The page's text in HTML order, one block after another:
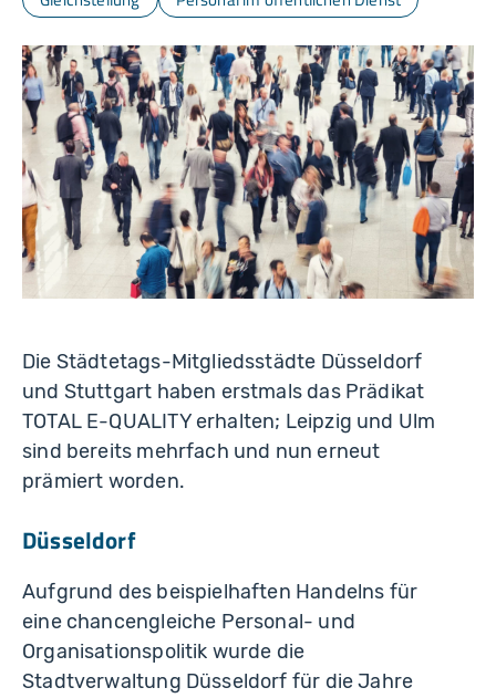
Die Städtetags-Mitgliedsstädte Düsseldorf
und Stuttgart haben erstmals das Prädikat
TOTAL E-QUALITY erhalten; Leipzig und Ulm
sind bereits mehrfach und nun erneut
prämiert worden.
Düsseldorf
Aufgrund des beispielhaften Handelns für
eine chancengleiche Personal- und
Organisationspolitik wurde die
Stadtverwaltung Düsseldorf für die Jahre